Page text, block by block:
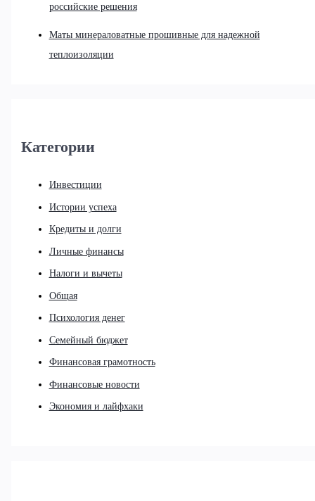
российские решения
Маты минераловатные прошивные для надежной
теплоизоляции
Категории
Инвестиции
Истории успеха
Кредиты и долги
Личные финансы
Налоги и вычеты
Общая
Психология денег
Семейный бюджет
Финансовая грамотность
Финансовые новости
Экономия и лайфхаки